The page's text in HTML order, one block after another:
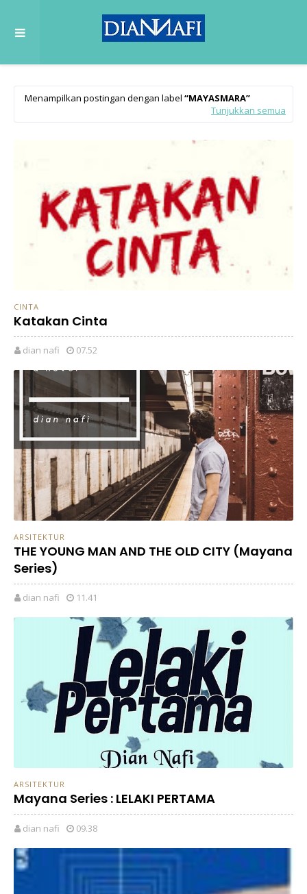
Menampilkan postingan dengan label
MAYASMARA
Tunjukkan semua
CINTA
Katakan Cinta
dian nafi 07.52
ARSITEKTUR
THE YOUNG MAN AND THE OLD CITY (Mayana
Series)
dian nafi 11.41
ARSITEKTUR
Mayana Series : LELAKI PERTAMA
dian nafi 09.38